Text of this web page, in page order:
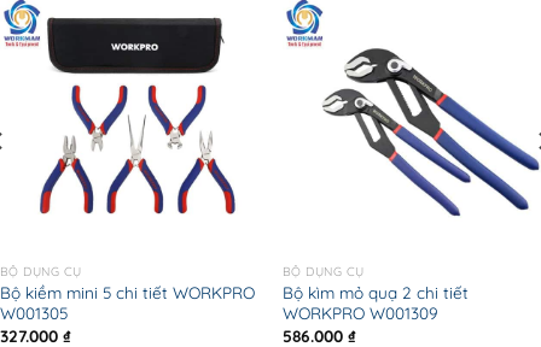
BỘ DỤNG CỤ
Bộ kiềm mini 5 chi tiết WORKPRO
W001305
327.000 ₫
BỘ DỤNG CỤ
Bộ kìm mỏ quạ 2 chi tiết
WORKPRO W001309
586.000 ₫